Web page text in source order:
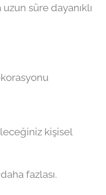
süre dayanıklı
kişisel
fazlası.